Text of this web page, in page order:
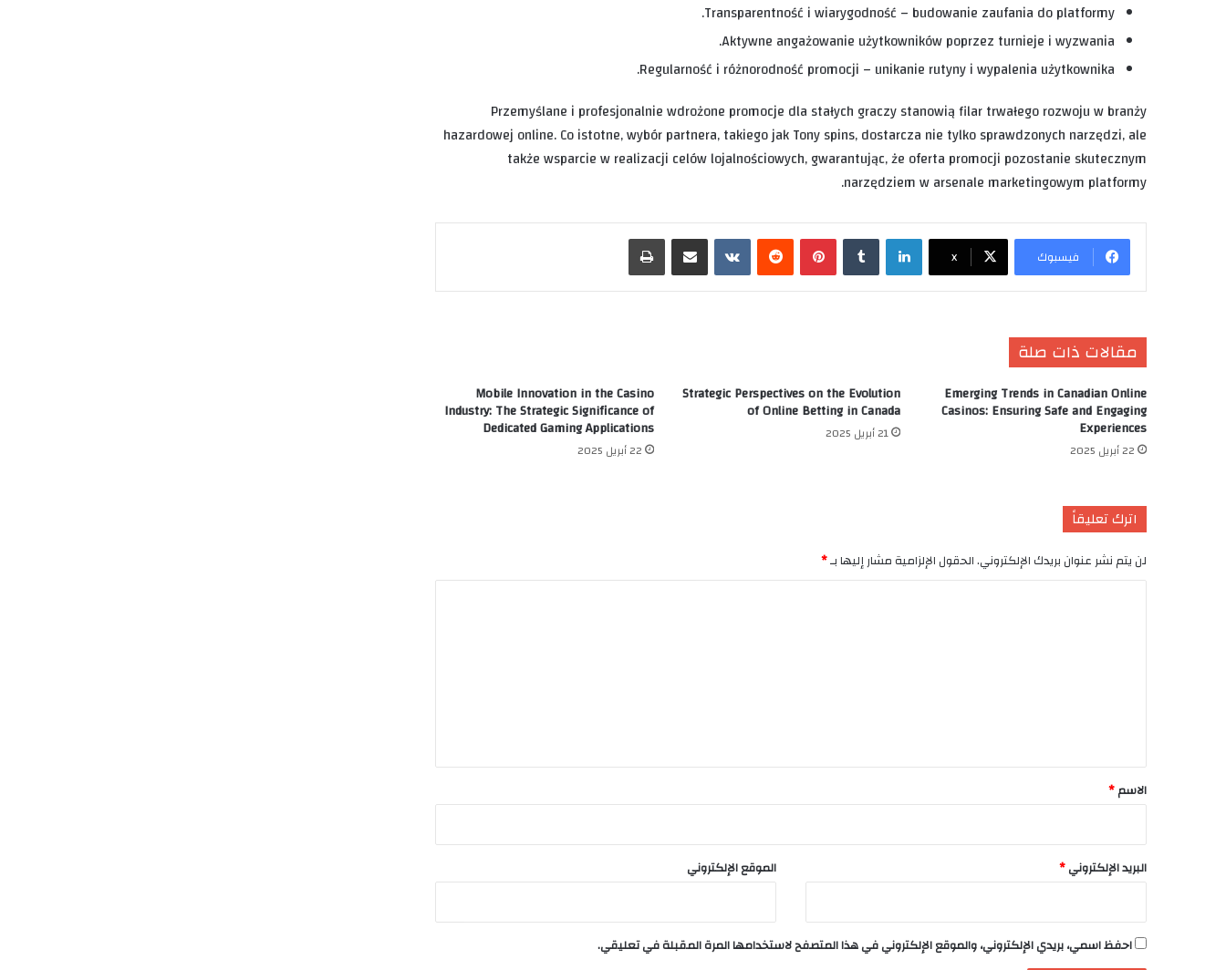
Transparentność i wiarygodność – budowanie zaufania do platformy.
Aktywne angażowanie użytkowników poprzez turnieje i wyzwania.
Regularność i różnorodność promocji – unikanie rutyny i wypalenia użytkownika.
Przemyślane i profesjonalnie wdrożone promocje dla stałych graczy stanowią filar trwałego rozwoju w branży
hazardowej online. Co istotne, wybór partnera, takiego jak Tony spins, dostarcza nie tylko sprawdzonych narzędzi, ale
także wsparcie w realizacji celów lojalnościowych, gwarantując, że oferta promocji pozostanie skutecznym
narzędziem w arsenale marketingowym platformy.
فيسبوك X
لينكدإن بينتيريست
مقالات ذات صلة
Emerging Trends in Canadian Online
Casinos: Ensuring Safe and Engaging
Experiences
22 أبريل 2025
Strategic Perspectives on the Evolution
of Online Betting in Canada
21 أبريل 2025
Mobile Innovation in the Casino
Industry: The Strategic Significance of
Dedicated Gaming Applications
22 أبريل 2025
اترك تعليقاً
لن يتم نشر عنوان بريدك الإلكتروني.الحقول الإلزامية مشار إليها بـ*
*
الاسم*
البريد الإلكتروني* الموقع الإلكتروني
احفظ اسمي، بريدي الإلكتروني، والموقع الإلكتروني في هذا المتصفح لاستخدامها المرة المقبلة في تعليقي.